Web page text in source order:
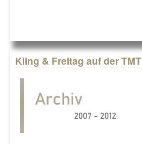
Kling & Freitag auf der TMT